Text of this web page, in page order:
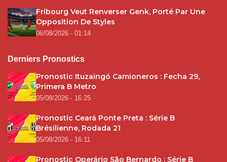
Fribourg Veut Renverser Genk, Porté Par Une
Opposition De Styles
06/08/2026 - 01:14
Derniers Pronostics
Pronostic Ituzaingó Camioneros : Fecha 29,
Primera B Metro
05/08/2026 - 16:25
Pronostic Ceará Ponte Preta : Série B
Brésilienne, Rodada 21
05/08/2026 - 16:11
Pronostic Operário São Bernardo : Série B